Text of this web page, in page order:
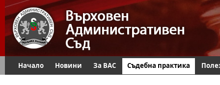
Начало Новини За ВАС Съдебна практика